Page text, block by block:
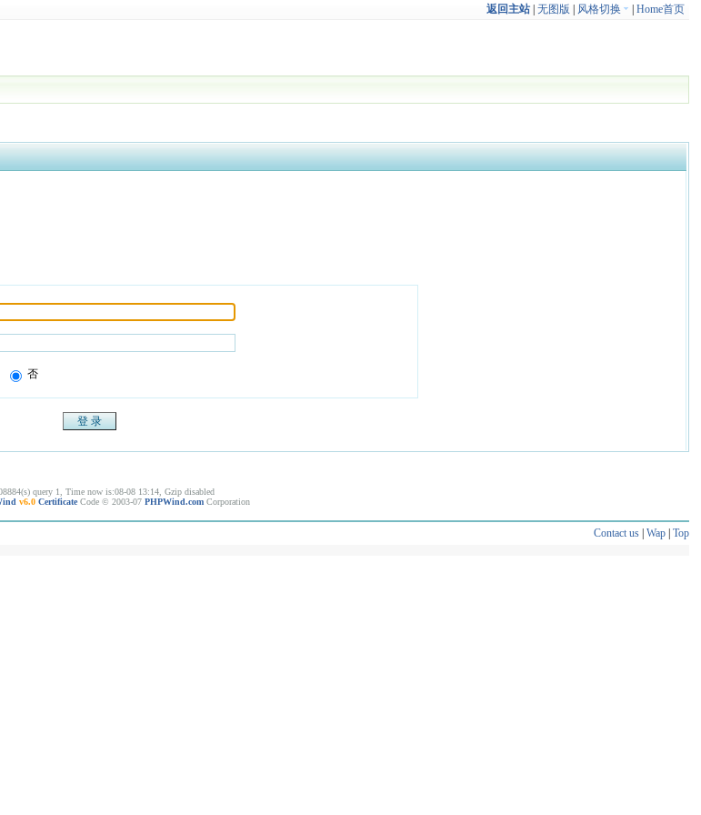
返回主站| 无图版 风格切换 Home首页
否
query 1, Time now is:08-08 13:14, Gzip disabled
v6.0 Certificate Code © 2003-07 PHPWind.com Corporation
Contact us| Wap| Top